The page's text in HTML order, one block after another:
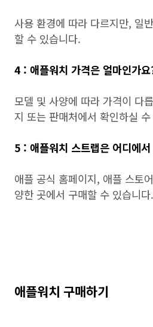
사용 환경에 따라 다르지만, 일
할 수 있습니다.
4 : 애플워치 가격은 얼마인가
모델 및 사양에 따라 가격이 다
지 또는 판매처에서 확인하실
5 : 애플워치 스트랩은 어디에
애플 공식 홈페이지, 애플 스토
양한 곳에서 구매할 수 있습니다.
애플워치 구매하기